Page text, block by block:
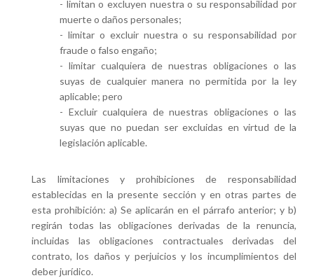
- limitan o excluyen nuestra o su responsabilidad por
muerte o daños personales;
- limitar o excluir nuestra o su responsabilidad por
fraude o falso engaño;
- limitar cualquiera de nuestras obligaciones o las
suyas de cualquier manera no permitida por la ley
aplicable; pero
- Excluir cualquiera de nuestras obligaciones o las
suyas que no puedan ser excluidas en virtud de la
legislación aplicable.
Las limitaciones y prohibiciones de responsabilidad
establecidas en la presente sección y en otras partes de
esta prohibición: a) Se aplicarán en el párrafo anterior; y b)
regirán todas las obligaciones derivadas de la renuncia,
incluidas las obligaciones contractuales derivadas del
contrato, los daños y perjuicios y los incumplimientos del
deber jurídico.